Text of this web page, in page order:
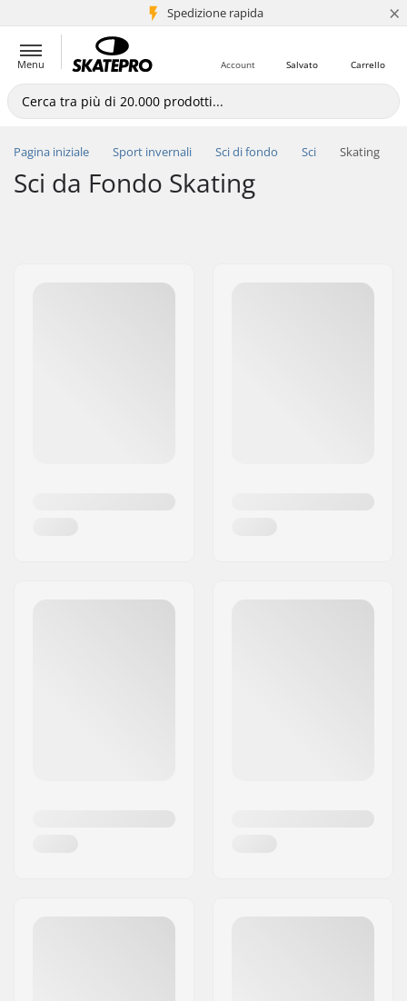
Spedizione rapida
+5 mln di clienti ×
Menu Carrello
Salvato
Account
Pagina iniziale Sport invernali Sci di fondo Sci Skating
Sci da Fondo Skating